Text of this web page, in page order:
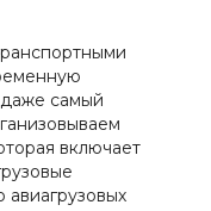
самый
включает